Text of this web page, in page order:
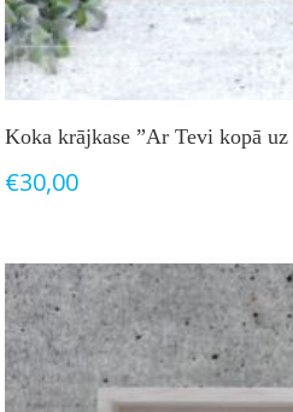
Koka krājkase ”Ar Tevi kopā uz
€30,00